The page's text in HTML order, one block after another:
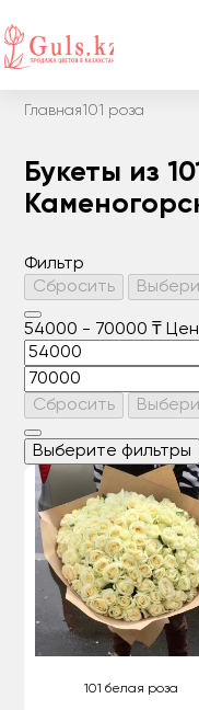
Главная101 роза
Букеты из
Фильтр
Сбросить
54000 - 70000 ₸
Сбросить
Выберите фильтры
101 белая роза